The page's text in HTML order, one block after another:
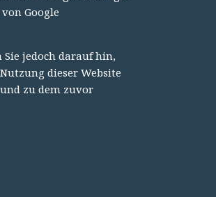
Google
jedoch darauf hin,
dieser Website
zu dem zuvor